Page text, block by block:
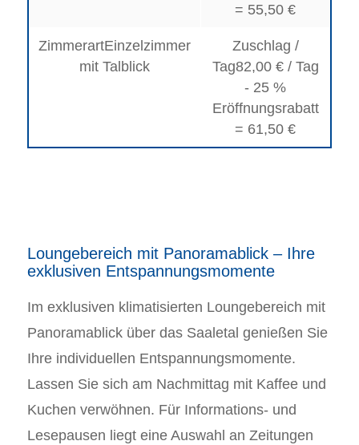
= 55,50 €
Einzelzimmer
mit Talblick
82,00 € / Tag
- 25 %
Eröffnungsrabatt
= 61,50 €
Loungebereich mit Panoramablick – Ihre
exklusiven Entspannungsmomente
Im exklusiven klimatisierten Loungebereich mit
Panoramablick über das Saaletal genießen Sie
Ihre individuellen Entspannungsmomente.
Lassen Sie sich am Nachmittag mit Kaffee und
Kuchen verwöhnen. Für Informations- und
Lesepausen liegt eine Auswahl an Zeitungen